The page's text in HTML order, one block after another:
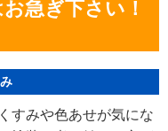
急ぎ下さい！
すみや色あせが気にな